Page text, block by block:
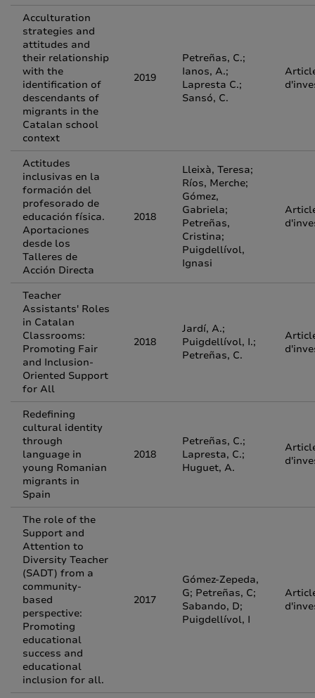
Acculturation
strategies and
attitudes and
their relationship
with the
identification of
descendants of
migrants in the
Catalan school
context
2019
Petreñas, C.;
Ianos, A.;
Lapresta C.;
Sansó, C.
Actitudes
inclusivas en la
formación del
profesorado de
educación física.
Aportaciones
desde los
Talleres de
Acción Directa
2018
Lleixà, Teresa;
Ríos, Merche;
Gómez,
Gabriela;
Petreñas,
Cristina;
Puigdellívol,
Ignasi
Teacher
Assistants' Roles
in Catalan
Classrooms:
Promoting Fair
and Inclusion-
Oriented Support
for All
2018
Jardí, A.;
Puigdellívol, I.;
Petreñas, C.
Redefining
cultural identity
through
language in
young Romanian
migrants in
Spain
2018
Petreñas, C.;
Lapresta, C.;
Huguet, A.
The role of the
Support and
Attention to
Diversity Teacher
(SADT) from a
community-
based
perspective:
Promoting
educational
success and
educational
inclusion for all.
2017
Gómez-Zepeda,
G; Petreñas, C;
Sabando, D;
Puigdellívol, I